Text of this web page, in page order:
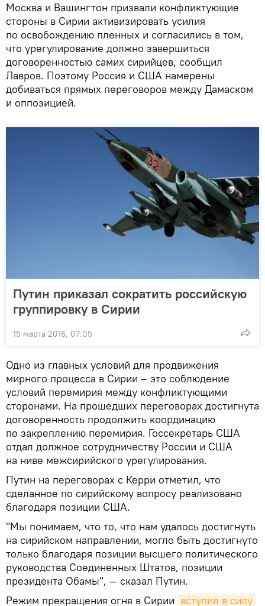
Москва и Вашингтон призвали конфликтующие
стороны в Сирии активизировать усилия
по освобождению пленных и согласились в том,
что урегулирование должно завершиться
договоренностью самих сирийцев, сообщил
Лавров. Поэтому Россия и США намерены
добиваться прямых переговоров между Дамаском
и оппозицией.
Путин приказал сократить российскую
группировку в Сирии
15 марта 2016, 07:05
Одно из главных условий для продвижения
мирного процесса в Сирии – это соблюдение
условий перемирия между конфликтующими
сторонами. На прошедших переговорах достигнута
договоренность продолжить координацию
по закреплению перемирия. Госсекретарь США
отдал должное сотрудничеству России и США
на ниве межсирийского урегулирования.
Путин на переговорах с Керри отметил, что
сделанное по сирийскому вопросу реализовано
благодаря позиции США.
"Мы понимаем, что то, что нам удалось достигнуть
на сирийском направлении, могло быть достигнуто
только благодаря позиции высшего политического
руководства Соединенных Штатов, позиции
президента Обамы", — сказал Путин.
Режим прекращения огня в Сирии вступил в силу